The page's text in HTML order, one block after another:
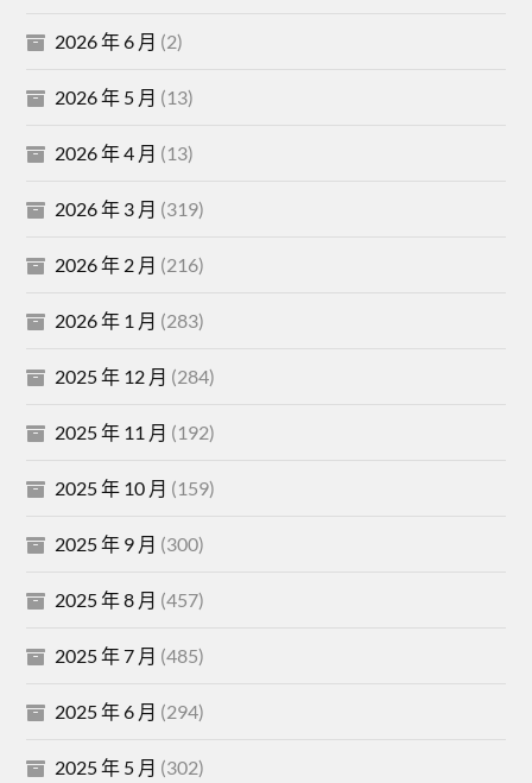
2026 年 6 月 (2)
2026 年 5 月 (13)
2026 年 4 月 (13)
2026 年 3 月 (319)
2026 年 2 月 (216)
2026 年 1 月 (283)
2025 年 12 月 (284)
2025 年 11 月 (192)
2025 年 10 月 (159)
2025 年 9 月 (300)
2025 年 8 月 (457)
2025 年 7 月 (485)
2025 年 6 月 (294)
2025 年 5 月 (302)